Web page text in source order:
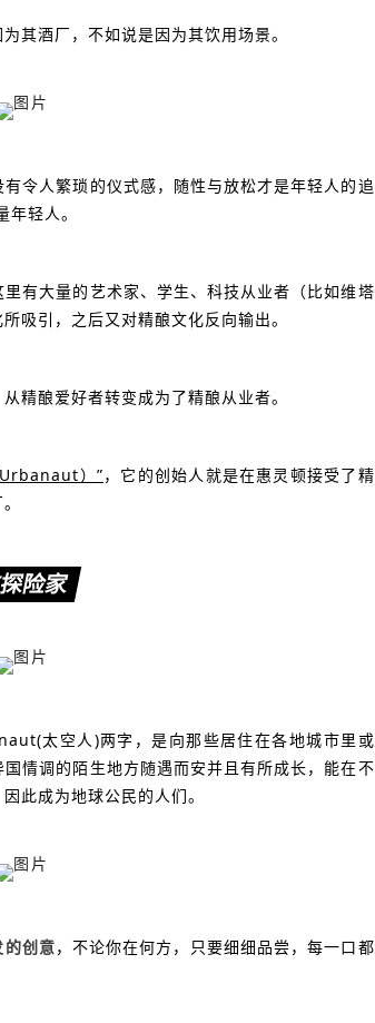
其酒厂，不如说是因为其饮用场景。
令人繁琐的仪式感，随性与放松才是年轻人的追
轻人。
有大量的艺术家、学生、科技从业者（比如维塔
吸引，之后又对精酿文化反向输出。
精酿爱好者转变成为了精酿从业者。
）”，它的创始人就是在惠灵顿接受了精
险家
太空人)两字，是向那些居住在各地城市里或
情调的陌生地方随遇而安并且有所成长，能在不
此成为地球公民的人们。
创意，不论你在何方，只要细细品尝，每一口都